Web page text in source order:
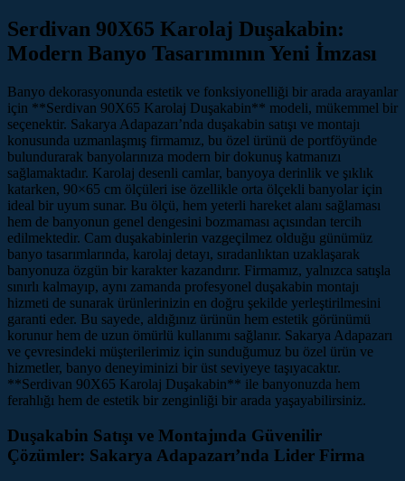
Serdivan 90X65 Karolaj Duşakabin:
Modern Banyo Tasarımının Yeni İmzası
Banyo dekorasyonunda estetik ve fonksiyonelliği bir arada arayanlar
için **Serdivan 90X65 Karolaj Duşakabin** modeli, mükemmel bir
seçenektir. Sakarya Adapazarı’nda duşakabin satışı ve montajı
konusunda uzmanlaşmış firmamız, bu özel ürünü de portföyünde
bulundurarak banyolarınıza modern bir dokunuş katmanızı
sağlamaktadır. Karolaj desenli camlar, banyoya derinlik ve şıklık
katarken, 90×65 cm ölçüleri ise özellikle orta ölçekli banyolar için
ideal bir uyum sunar. Bu ölçü, hem yeterli hareket alanı sağlaması
hem de banyonun genel dengesini bozmaması açısından tercih
edilmektedir. Cam duşakabinlerin vazgeçilmez olduğu günümüz
banyo tasarımlarında, karolaj detayı, sıradanlıktan uzaklaşarak
banyonuza özgün bir karakter kazandırır. Firmamız, yalnızca satışla
sınırlı kalmayıp, aynı zamanda profesyonel duşakabin montajı
hizmeti de sunarak ürünlerinizin en doğru şekilde yerleştirilmesini
garanti eder. Bu sayede, aldığınız ürünün hem estetik görünümü
korunur hem de uzun ömürlü kullanımı sağlanır. Sakarya Adapazarı
ve çevresindeki müşterilerimiz için sunduğumuz bu özel ürün ve
hizmetler, banyo deneyiminizi bir üst seviyeye taşıyacaktır.
**Serdivan 90X65 Karolaj Duşakabin** ile banyonuzda hem
ferahlığı hem de estetik bir zenginliği bir arada yaşayabilirsiniz.
Duşakabin Satışı ve Montajında Güvenilir
Çözümler: Sakarya Adapazarı’nda Lider Firma